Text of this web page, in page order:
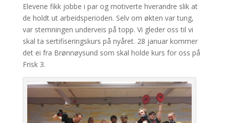
Elevene fikk jobbe i par og motiverte hverandre slik at
de holdt ut arbeidsperioden. Selv om økten var tung,
var stemningen underveis på topp. Vi gleder oss til vi
skal ta sertifiseringskurs på nyåret. 28 januar kommer
det ei fra Brønnøysund som skal holde kurs for oss på
Frisk 3.